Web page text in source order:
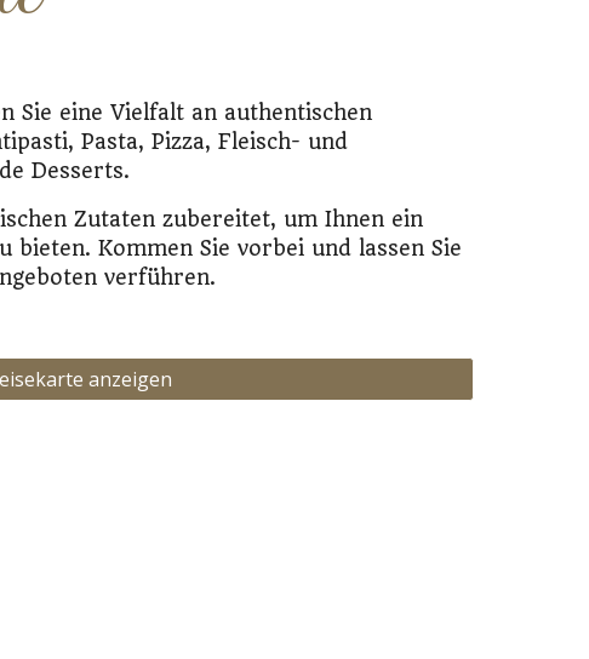
Sie eine Vielfalt an authentischen
Pasta, Pizza, Fleisch- und
Desserts.
Zutaten zubereitet, um Ihnen ein
bieten. Kommen Sie vorbei und lassen Sie
verführen.
anzeigen